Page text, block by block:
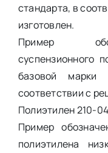
стандарта, в
изготовлен.
Пример
суспензионного
базовой
соответствии с
Полиэтилен 210-
Пример
полиэтилена